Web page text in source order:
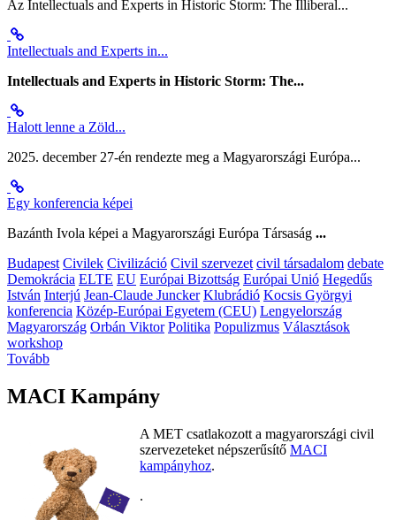
Az Intellectuals and Experts in Historic Storm: The Illiberal...
Intellectuals and Experts in...
Intellectuals and Experts in Historic Storm: The...
Halott lenne a Zöld...
2025. december 27-én rendezte meg a Magyarországi Európa...
Egy konferencia képei
Bazánth Ivola képei a Magyarországi Európa Társaság ...
Budapest Civilek Civilizáció Civil szervezet civil társadalom debate
Demokrácia ELTE EU Európai Bizottság Európai Unió Hegedűs
István Interjú Jean-Claude Juncker Klubrádió Kocsis Györgyi
konferencia Közép-Európai Egyetem (CEU) Lengyelország
Magyarország Orbán Viktor Politika Populizmus Választások
workshop
Tovább
MACI Kampány
A MET csatlakozott a magyarországi civil
szervezeteket népszerűsítő MACI
kampányhoz.
.